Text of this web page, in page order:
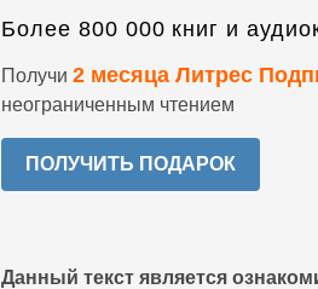
Более 800 000 книг и
Получи 2 месяца Литрес
неограниченным чтением
ПОЛУЧИТЬ ПОДАРОК
Данный текст является